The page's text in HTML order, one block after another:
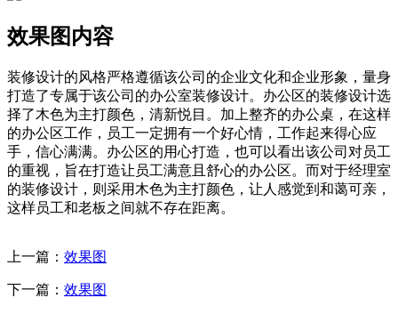
效果图内容
装修设计的风格严格遵循该公司的企业文化和企业形象，量身
打造了专属于该公司的办公室装修设计。办公区的装修设计选
择了木色为主打颜色，清新悦目。加上整齐的办公桌，在这样
的办公区工作，员工一定拥有一个好心情，工作起来得心应
手，信心满满。办公区的用心打造，也可以看出该公司对员工
的重视，旨在打造让员工满意且舒心的办公区。而对于经理室
的装修设计，则采用木色为主打颜色，让人感觉到和蔼可亲，
这样员工和老板之间就不存在距离。
上一篇： 效果图
下一篇： 效果图